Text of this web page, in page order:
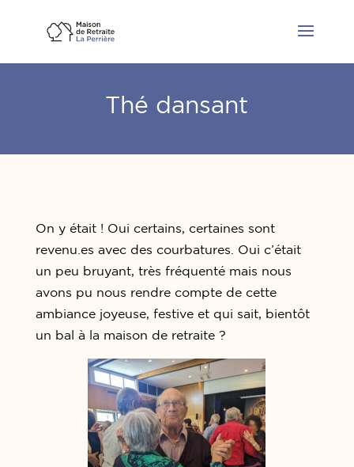
Thé dansant
On y était ! Oui certains, certaines sont
revenu.es avec des courbatures. Oui c’était
un peu bruyant, très fréquenté mais nous
avons pu nous rendre compte de cette
ambiance joyeuse, festive et qui sait, bientôt
un bal à la maison de retraite ?